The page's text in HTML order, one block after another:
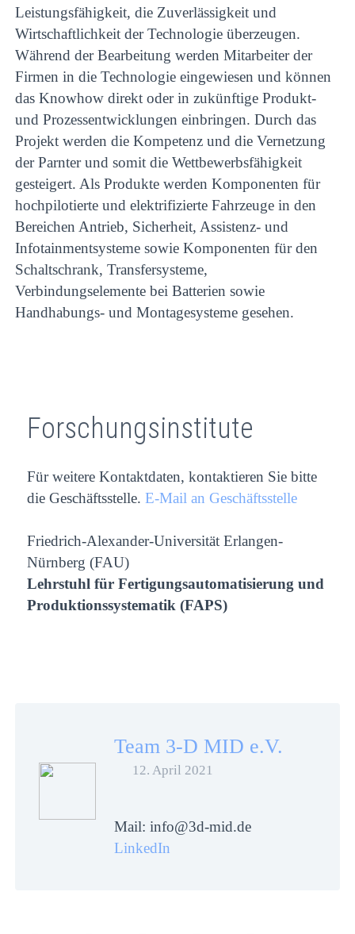
Leistungsfähigkeit, die Zuverlässigkeit und
Wirtschaftlichkeit der Technologie überzeugen.
Während der Bearbeitung werden Mitarbeiter der
Firmen in die Technologie eingewiesen und können
das Knowhow direkt oder in zukünftige Produkt-
und Prozessentwicklungen einbringen. Durch das
Projekt werden die Kompetenz und die Vernetzung
der Parnter und somit die Wettbewerbsfähigkeit
gesteigert. Als Produkte werden Komponenten für
hochpilotierte und elektrifizierte Fahrzeuge in den
Bereichen Antrieb, Sicherheit, Assistenz- und
Infotainmentsysteme sowie Komponenten für den
Schaltschrank, Transfersysteme,
Verbindungselemente bei Batterien sowie
Handhabungs- und Montagesysteme gesehen.
Forschungsinstitute
Für weitere Kontaktdaten, kontaktieren Sie bitte
die Geschäftsstelle.E-Mail an Geschäftsstelle
Friedrich-Alexander-Universität Erlangen-
Nürnberg (FAU)
Lehrstuhl für Fertigungsautomatisierung und
Produktionssystematik (FAPS)
Team 3-D MID e.V.
12. April 2021
Mail: info@3d-mid.de
LinkedIn